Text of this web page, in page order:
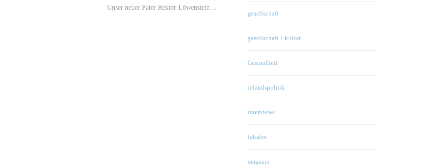
Unser neuer Pater Rektor Löwenstein…
gesellschaft
gesellschaft + kultur
Gesundheit
inlandspolitik
interviews
lokales
magazin